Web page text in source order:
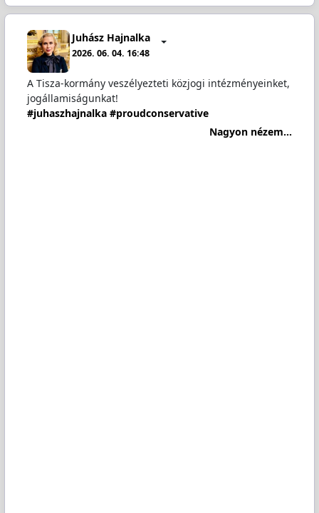
Juhász Hajnalka
2026. 06. 04. 16:48
A Tisza-kormány veszélyezteti közjogi intézményeinket,
jogállamiságunkat!
#juhaszhajnalka #proudconservative
Nagyon nézem...